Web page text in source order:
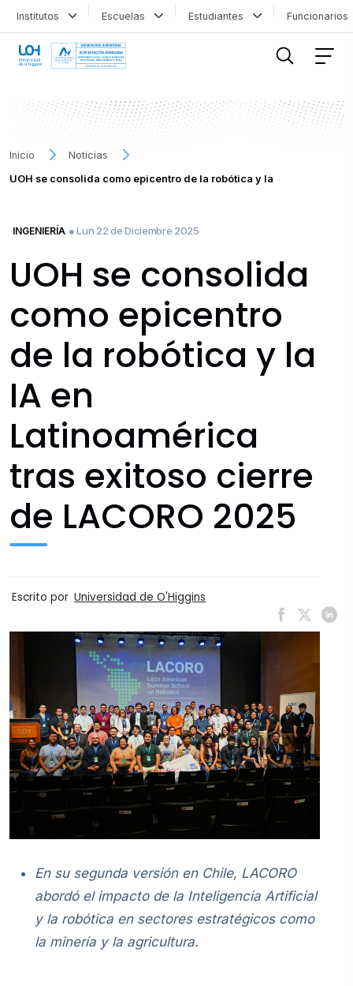
Institutos Escuelas Estudiantes
Inicio
Noticias
UOH se consolida como epicentro de la robótica y la
INGENIERÍA ● Lun 22 de Diciembre 2025
UOH se consolida
como epicentro
de la robótica y la
IA en
Latinoamérica
tras exitoso cierre
de LACORO 2025
Escrito por Universidad de O'Higgins
En su segunda versión en Chile, LACORO
abordó el impacto de la Inteligencia Artificial
y la robótica en sectores estratégicos como
la minería y la agricultura.